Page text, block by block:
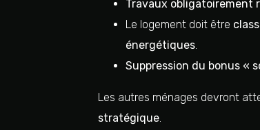
Travaux obligatoirement
Le logement doit être
énergétiques.
Suppression du bonus «
Les autres ménages devront
stratégique.